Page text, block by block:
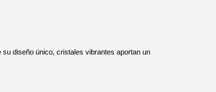
diseño único, cristales vibrantes aportan un